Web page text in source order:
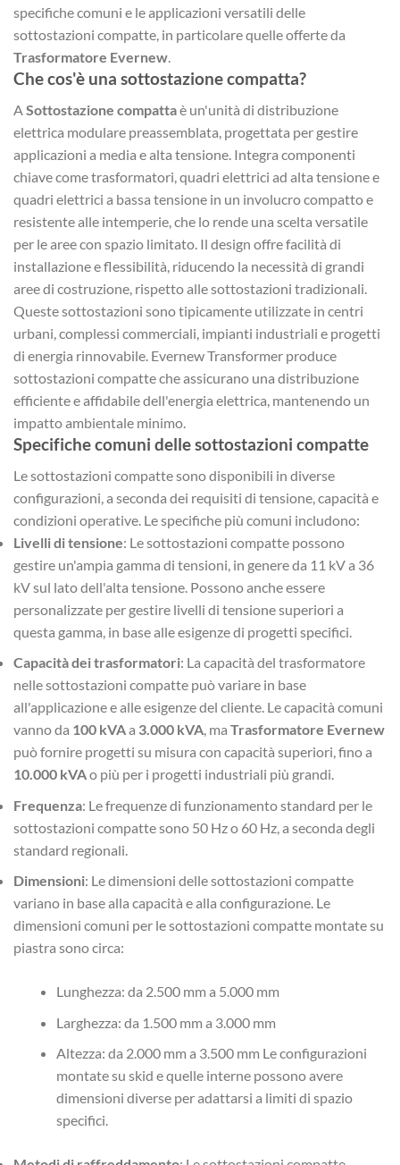
specifiche comuni e le applicazioni versatili delle
sottostazioni compatte, in particolare quelle offerte da
Trasformatore Evernew.
Che cos'è una sottostazione compatta?
ASottostazione compattaè un'unità di distribuzione
elettrica modulare preassemblata, progettata per gestire
applicazioni a media e alta tensione. Integra componenti
chiave come trasformatori, quadri elettrici ad alta tensione e
quadri elettrici a bassa tensione in un involucro compatto e
resistente alle intemperie, che lo rende una scelta versatile
per le aree con spazio limitato. Il design offre facilità di
installazione e flessibilità, riducendo la necessità di grandi
aree di costruzione, rispetto alle sottostazioni tradizionali.
Queste sottostazioni sono tipicamente utilizzate in centri
urbani, complessi commerciali, impianti industriali e progetti
di energia rinnovabile. Evernew Transformer produce
sottostazioni compatte che assicurano una distribuzione
efficiente e affidabile dell'energia elettrica, mantenendo un
impatto ambientale minimo.
Specifiche comuni delle sottostazioni compatte
Le sottostazioni compatte sono disponibili in diverse
configurazioni, a seconda dei requisiti di tensione, capacità e
condizioni operative. Le specifiche più comuni includono:
Livelli di tensione: Le sottostazioni compatte possono
gestire un'ampia gamma di tensioni, in genere da 11 kV a 36
kV sul lato dell'alta tensione. Possono anche essere
personalizzate per gestire livelli di tensione superiori a
questa gamma, in base alle esigenze di progetti specifici.
Capacità dei trasformatori: La capacità del trasformatore
nelle sottostazioni compatte può variare in base
all'applicazione e alle esigenze del cliente. Le capacità comuni
vanno da 100 kVAa 3.000 kVA, ma Trasformatore Evernew
può fornire progetti su misura con capacità superiori, fino a
10.000 kVAo più per i progetti industriali più grandi.
Frequenza: Le frequenze di funzionamento standard per le
sottostazioni compatte sono 50 Hz o 60 Hz, a seconda degli
standard regionali.
Dimensioni: Le dimensioni delle sottostazioni compatte
variano in base alla capacità e alla configurazione. Le
dimensioni comuni per le sottostazioni compatte montate su
piastra sono circa:
Lunghezza: da 2.500 mm a 5.000 mm
Larghezza: da 1.500 mm a 3.000 mm
Altezza: da 2.000 mm a 3.500 mm Le configurazioni
montate su skid e quelle interne possono avere
dimensioni diverse per adattarsi a limiti di spazio
specifici.